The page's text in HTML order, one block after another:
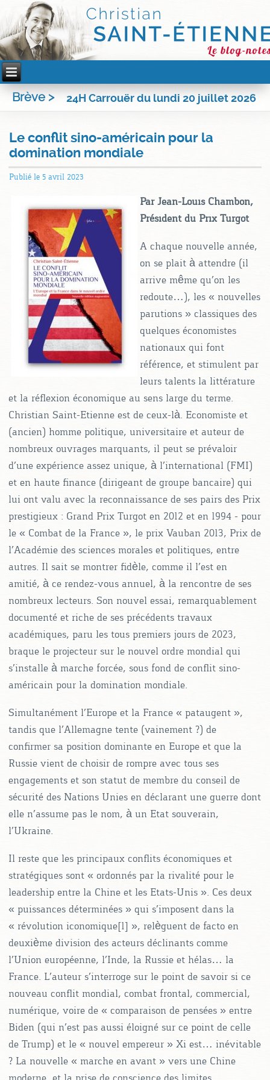
Brève > 24H Carrouër du lundi 20 juillet 2026
Le conflit sino-américain pour la
domination mondiale
Publié le 5 avril 2023
Par Jean-Louis Chambon,
Président du Prix Turgot
A chaque nouvelle année,
on se plait à attendre (il
arrive même qu’on les
redoute…), les « nouvelles
parutions » classiques des
quelques économistes
nationaux qui font
référence, et stimulent par
leurs talents la littérature
et la réflexion économique au sens large du terme.
Christian Saint-Etienne est de ceux-là. Economiste et
(ancien) homme politique, universitaire et auteur de
nombreux ouvrages marquants, il peut se prévaloir
d’une expérience assez unique, à l’international (FMI)
et en haute finance (dirigeant de groupe bancaire) qui
lui ont valu avec la reconnaissance de ses pairs des Prix
prestigieux : Grand Prix Turgot en 2012 et en 1994 – pour
le « Combat de la France », le prix Vauban 2013, Prix de
l’Académie des sciences morales et politiques, entre
autres. Il sait se montrer fidèle, comme il l’est en
amitié, à ce rendez-vous annuel, à la rencontre de ses
nombreux lecteurs. Son nouvel essai, remarquablement
documenté et riche de ses précédents travaux
académiques, paru les tous premiers jours de 2023,
braque le projecteur sur le nouvel ordre mondial qui
s’installe à marche forcée, sous fond de conflit sino-
américain pour la domination mondiale.
Simultanément l’Europe et la France « pataugent »,
tandis que l’Allemagne tente (vainement ?) de
confirmer sa position dominante en Europe et que la
Russie vient de choisir de rompre avec tous ses
engagements et son statut de membre du conseil de
sécurité des Nations Unies en déclarant une guerre dont
elle n’assume pas le nom, à un Etat souverain,
l’Ukraine.
Il reste que les principaux conflits économiques et
stratégiques sont « ordonnés par la rivalité pour le
leadership entre la Chine et les Etats-Unis ». Ces deux
« puissances déterminées » qui s’imposent dans la
« révolution iconomique[1] », relèguent de facto en
deuxième division des acteurs déclinants comme
l’Union européenne, l’Inde, la Russie et hélas… la
France. L’auteur s’interroge sur le point de savoir si ce
nouveau conflit mondial, combat frontal, commercial,
numérique, voire de « comparaison de pensées » entre
Biden (qui n’est pas aussi éloigné sur ce point de celle
de Trump) et le « nouvel empereur » Xi est… inévitable
? La nouvelle « marche en avant » vers une Chine